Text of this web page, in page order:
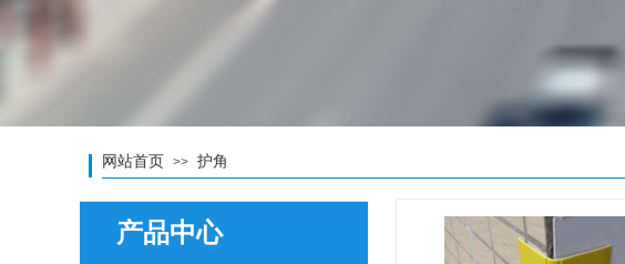
网站首页 >> 护角
产品中心